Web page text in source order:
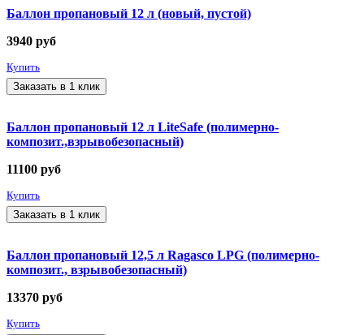
Баллон пропановый 12 л (новый, пустой)
3940 руб
Купить
Заказать в 1 клик
Баллон пропановый 12 л LiteSafe (полимерно-
композит.,взрывобезопасный)
11100 руб
Купить
Заказать в 1 клик
Баллон пропановый 12,5 л Ragasco LPG (полимерно-
композит., взрывобезопасный)
13370 руб
Купить